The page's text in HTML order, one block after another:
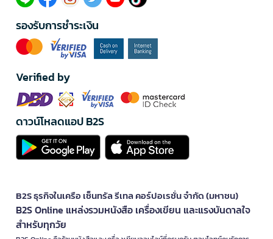
รองรับการชำระเงิน
Verified by
ดาวน์โหลดแอป B2S
B2S ธุรกิจในเครือ เซ็นทรัล รีเทล คอร์ปอเรชั่น จำกัด (มหาชน)
B2S Online แหล่งรวมหนังสือ เครื่องเขียน และแรงบันดาลใจ
สำหรับทุกวัย